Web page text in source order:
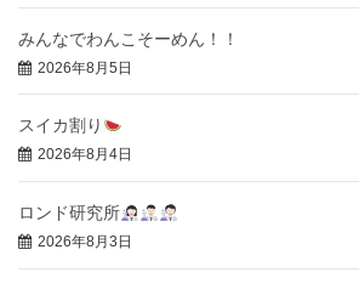
みんなでわんこそーめん！！
2026年8月5日
スイカ割り
2026年8月4日
ロンド研究所
2026年8月3日